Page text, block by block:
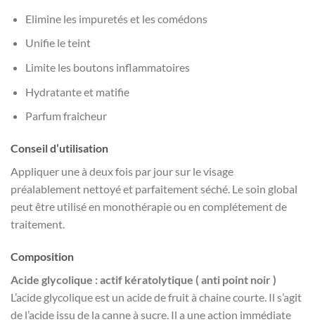
Elimine les impuretés et les comédons
Unifie le teint
Limite les boutons inflammatoires
Hydratante et matifie
Parfum fraicheur
Conseil d’utilisation
Appliquer une à deux fois par jour sur le visage
préalablement nettoyé et parfaitement séché. Le soin global
peut être utilisé en monothérapie ou en complétement de
traitement.
Composition
Acide glycolique : actif kératolytique ( anti point noir )
L’acide glycolique est un acide de fruit à chaine courte. Il s’agit
de l’acide issu de la canne à sucre. Il a une action immédiate